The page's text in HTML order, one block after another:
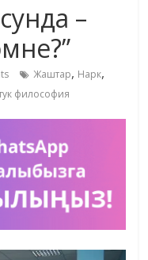
–
Жаштар, Нарк,
философия